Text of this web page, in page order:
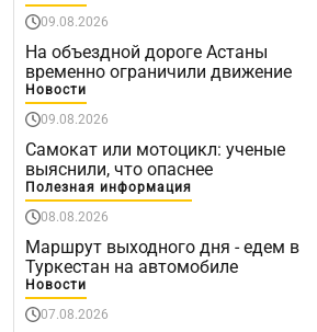
09.08.2026
На объездной дороге Астаны
временно ограничили движение
Новости
09.08.2026
Самокат или мотоцикл: ученые
выяснили, что опаснее
Полезная информация
08.08.2026
Маршрут выходного дня - едем в
Туркестан на автомобиле
Новости
07.08.2026